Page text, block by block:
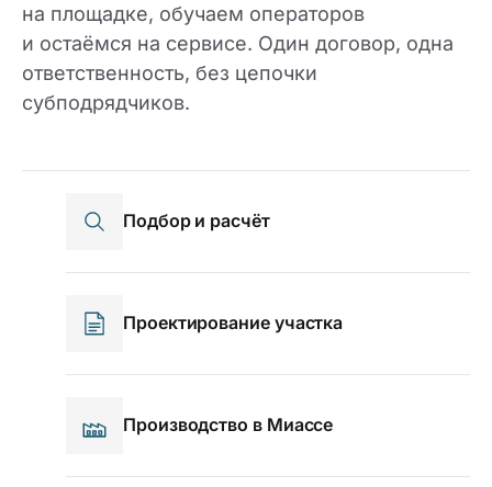
на площадке, обучаем операторов
и остаёмся на сервисе. Один договор, одна
ответственность, без цепочки
субподрядчиков.
Подбор и расчёт
Проектирование участка
Производство в Миассе